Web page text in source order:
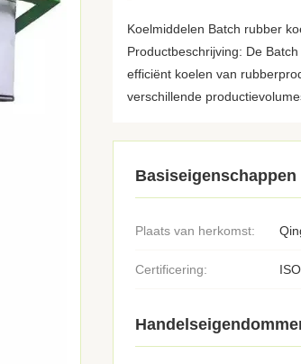
Koelmiddelen Batch rubber
Productbeschrijving: De
efficiënt koelen van
verschillende
Basiseigenschappen
Plaats van herkomst:
Certificering: